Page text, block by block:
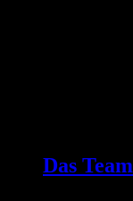
Das Team